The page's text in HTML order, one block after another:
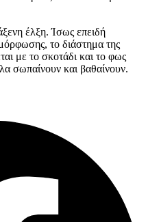
έλξη. Ίσως επειδή
το διάστημα της
με το σκοτάδι και το φως
σωπαίνουν και βαθαίνουν.